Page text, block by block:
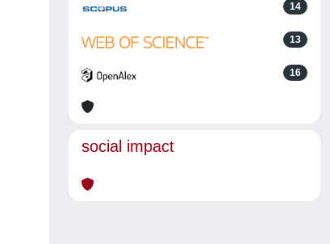
14
13
16
social impact